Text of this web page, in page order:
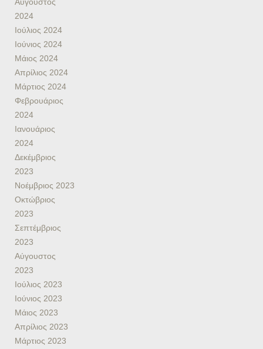
2024
Ιούλιος 2024
Ιούνιος 2024
Μάιος 2024
Απρίλιος 2024
Μάρτιος 2024
Φεβρουάριος
2024
Ιανουάριος
2024
Δεκέμβριος
2023
Νοέμβριος 2023
Οκτώβριος
2023
Σεπτέμβριος
2023
Αύγουστος
2023
Ιούλιος 2023
Ιούνιος 2023
Μάιος 2023
Απρίλιος 2023
Μάρτιος 2023